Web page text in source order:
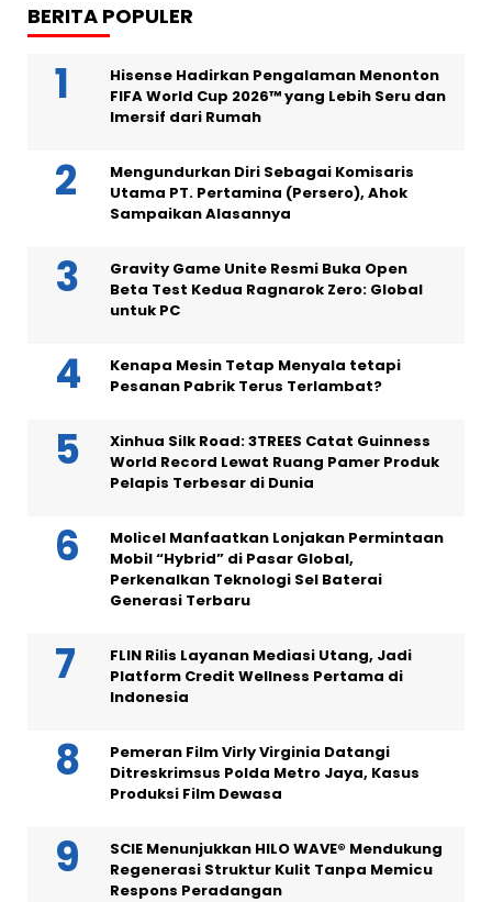
BERITA POPULER
Hisense Hadirkan Pengalaman Menonton
FIFA World Cup 2026™ yang Lebih Seru dan
Imersif dari Rumah
Mengundurkan Diri Sebagai Komisaris
Utama PT. Pertamina (Persero), Ahok
Sampaikan Alasannya
Gravity Game Unite Resmi Buka Open
Beta Test Kedua Ragnarok Zero: Global
untuk PC
Kenapa Mesin Tetap Menyala tetapi
Pesanan Pabrik Terus Terlambat?
Xinhua Silk Road: 3TREES Catat Guinness
World Record Lewat Ruang Pamer Produk
Pelapis Terbesar di Dunia
Molicel Manfaatkan Lonjakan Permintaan
Mobil “Hybrid” di Pasar Global,
Perkenalkan Teknologi Sel Baterai
Generasi Terbaru
FLIN Rilis Layanan Mediasi Utang, Jadi
Platform Credit Wellness Pertama di
Indonesia
Pemeran Film Virly Virginia Datangi
Ditreskrimsus Polda Metro Jaya, Kasus
Produksi Film Dewasa
SCIE Menunjukkan HILO WAVE® Mendukung
Regenerasi Struktur Kulit Tanpa Memicu
Respons Peradangan